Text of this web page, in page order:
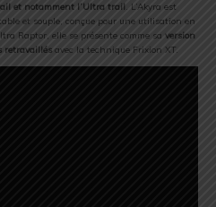
et notamment l’Ultra trail. L’Akyra est
et souple, conçue pour une utilisation en
Raptor, elle se présente comme sa version
retravaillés avec la technique Frixion XT.